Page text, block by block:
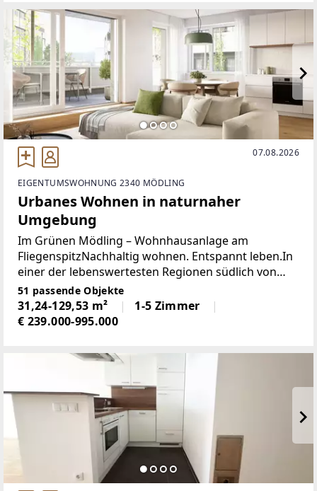
07.08.2026
EIGENTUMSWOHNUNG 2340 MÖDLING
Urbanes Wohnen in naturnaher
Umgebung
Im Grünen Mödling – Wohnhausanlage am
FliegenspitzNachhaltig wohnen. Entspannt leben.In
einer der lebenswertesten Regionen südlich von
Wien entsteht ein modernes Wohnensemble, das
Architektur, Nachhaltigkeit und Lebensqualität
harmonisch
51 passende Objekte
31,24-129,53 m²
1-5 Zimmer
€ 239.000-995.000